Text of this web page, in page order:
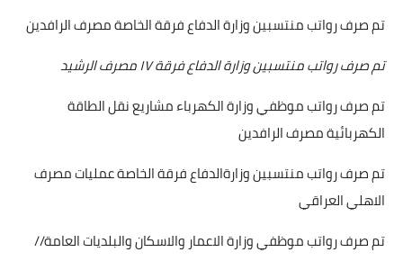
تم صرف رواتب منتسبين وزارة الدفاع فرقة الخاصة مصرف الرافدين
تم صرف رواتب منتسبين وزارة الدفاع فرقة ١٧ مصرف الرشيد
تم صرف رواتب موظفي وزارة الكهرباء مشاريع نقل الطاقة
الكهربائية مصرف الرافدين
تم صرف رواتب منتسبين وزارةالدفاع فرقة الخاصة عمليات مصرف
الاهلي العراقي
تم صرف رواتب موظفي وزارة الاعمار والاسكان والبلديات العامة //